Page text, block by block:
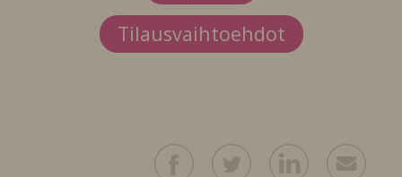
Tilausvaihtoehdot